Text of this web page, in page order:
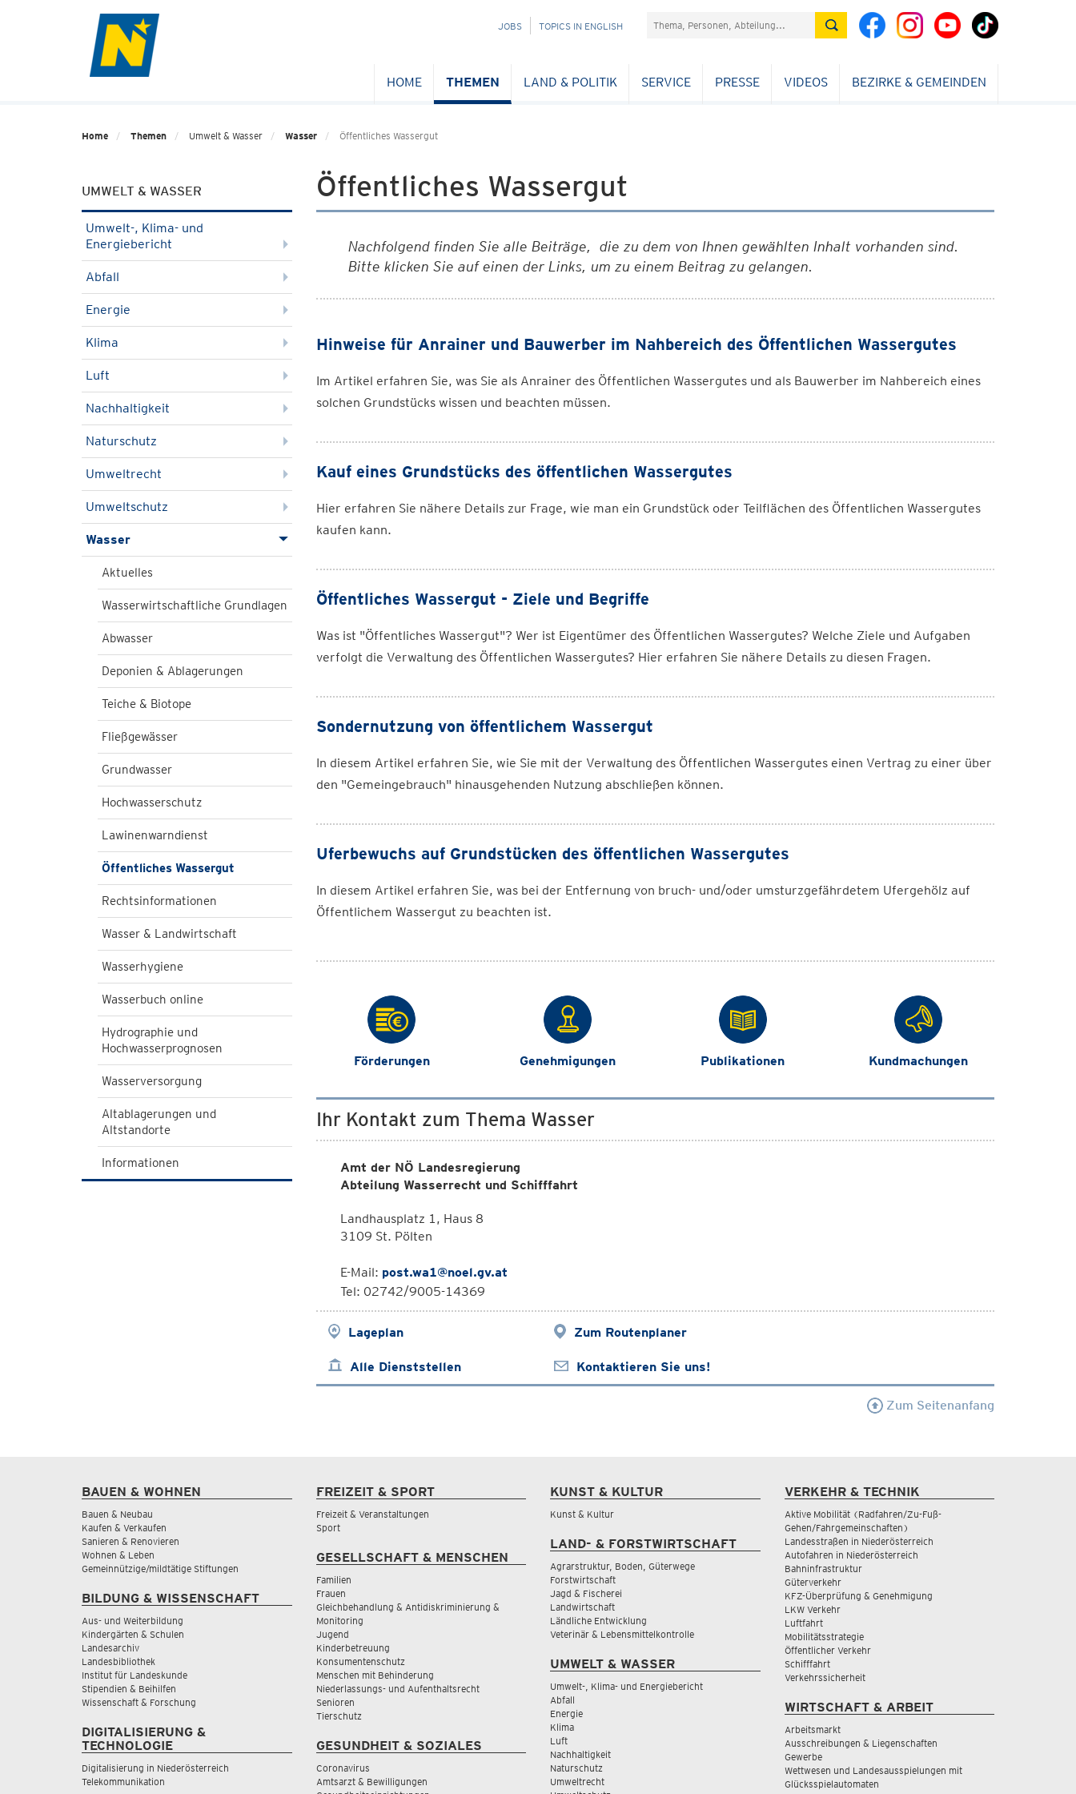
NAVIGATION
JOBS TOPICS IN ENGLISH Suchefeld
HOME THEMEN LAND & POLITIK SERVICE PRESSE VIDEOS BEZIRKE & GEMEINDEN
Home Themen Umwelt & Wasser Wasser Öffentliches Wassergut
UMWELT & WASSER
Umwelt-, Klima- und
Energiebericht
Abfall
Energie
Klima
Luft
Nachhaltigkeit
Naturschutz
Umweltrecht
Umweltschutz
Wasser
Aktuelles
Wasserwirtschaftliche Grundlagen
Abwasser
Deponien & Ablagerungen
Teiche & Biotope
Fließgewässer
Grundwasser
Hochwasserschutz
Lawinenwarndienst
Öffentliches Wassergut
Rechtsinformationen
Wasser & Landwirtschaft
Wasserhygiene
Wasserbuch online
Hydrographie und
Hochwasserprognosen
Wasserversorgung
Altablagerungen und
Altstandorte
Informationen
Öffentliches Wassergut
Nachfolgend finden Sie alle Beiträge, die zu dem von Ihnen gewählten Inhalt vorhanden sind.
Bitte klicken Sie auf einen der Links, um zu einem Beitrag zu gelangen.
Hinweise für Anrainer und Bauwerber im Nahbereich des Öffentlichen Wassergutes
Im Artikel erfahren Sie, was Sie als Anrainer des Öffentlichen Wassergutes und als Bauwerber im Nahbereich eines
solchen Grundstücks wissen und beachten müssen.
Kauf eines Grundstücks des öffentlichen Wassergutes
Hier erfahren Sie nähere Details zur Frage, wie man ein Grundstück oder Teilflächen des Öffentlichen Wassergutes
kaufen kann.
Öffentliches Wassergut - Ziele und Begriffe
Was ist "Öffentliches Wassergut"? Wer ist Eigentümer des Öffentlichen Wassergutes? Welche Ziele und Aufgaben
verfolgt die Verwaltung des Öffentlichen Wassergutes? Hier erfahren Sie nähere Details zu diesen Fragen.
Sondernutzung von öffentlichem Wassergut
In diesem Artikel erfahren Sie, wie Sie mit der Verwaltung des Öffentlichen Wassergutes einen Vertrag zu einer über
den "Gemeingebrauch" hinausgehenden Nutzung abschließen können.
Uferbewuchs auf Grundstücken des öffentlichen Wassergutes
In diesem Artikel erfahren Sie, was bei der Entfernung von bruch- und/oder umsturzgefährdetem Ufergehölz auf
Öffentlichem Wassergut zu beachten ist.
Förderungen Genehmigungen Publikationen Kundmachungen
Ihr Kontakt zum Thema Wasser
Amt der NÖ Landesregierung
Abteilung Wasserrecht und Schifffahrt
Landhausplatz 1, Haus 8
3109 St. Pölten
E-Mail: post.wa1@noel.gv.at
Tel: 02742/9005-14369
Lageplan Zum Routenplaner
Alle Dienststellen Kontaktieren Sie uns!
Zum Seitenanfang
BAUEN & WOHNEN
Bauen & Neubau
Kaufen & Verkaufen
Sanieren & Renovieren
Wohnen & Leben
Gemeinnützige/mildtätige Stiftungen
BILDUNG & WISSENSCHAFT
Aus- und Weiterbildung
Kindergärten & Schulen
Landesarchiv
Landesbibliothek
Institut für Landeskunde
Stipendien & Beihilfen
Wissenschaft & Forschung
DIGITALISIERUNG &
TECHNOLOGIE
Digitalisierung in Niederösterreich
Telekommunikation
FREIZEIT & SPORT
Freizeit & Veranstaltungen
Sport
GESELLSCHAFT & MENSCHEN
Familien
Frauen
Gleichbehandlung & Antidiskriminierung &
Monitoring
Jugend
Kinderbetreuung
Konsumentenschutz
Menschen mit Behinderung
Niederlassungs- und Aufenthaltsrecht
Senioren
Tierschutz
GESUNDHEIT & SOZIALES
Coronavirus
Amtsarzt & Bewilligungen
KUNST & KULTUR
Kunst & Kultur
LAND- & FORSTWIRTSCHAFT
Agrarstruktur, Boden, Güterwege
Forstwirtschaft
Jagd & Fischerei
Landwirtschaft
Ländliche Entwicklung
Veterinär & Lebensmittelkontrolle
UMWELT & WASSER
Umwelt-, Klima- und Energiebericht
Abfall
Energie
Klima
Luft
Nachhaltigkeit
Naturschutz
Umweltrecht
VERKEHR & TECHNIK
Aktive Mobilität (Radfahren/Zu-Fuß-
Gehen/Fahrgemeinschaften)
Landesstraßen in Niederösterreich
Autofahren in Niederösterreich
Bahninfrastruktur
Güterverkehr
KFZ-Überprüfung & Genehmigung
LKW Verkehr
Luftfahrt
Mobilitätsstrategie
Öffentlicher Verkehr
Schifffahrt
Verkehrssicherheit
WIRTSCHAFT & ARBEIT
Arbeitsmarkt
Ausschreibungen & Liegenschaften
Gewerbe
Wettwesen und Landesausspielungen mit
Glücksspielautomaten